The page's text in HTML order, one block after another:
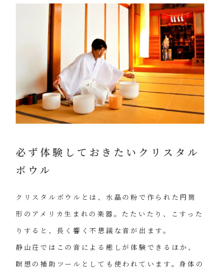
必ず体験しておきたいクリスタル
ボウル
クリスタルボウルとは、水晶の粉で作られた円筒
形のアメリカ生まれの楽器。たたいたり、こすった
りすると、長く響く不思議な音が出ます。
静山荘ではこの音による癒しが体験できるほか、
瞑想の補助ツールとしても使われています。身体の